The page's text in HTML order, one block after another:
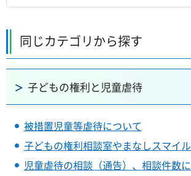
同じカテゴリから探す
子どもの権利と児童虐待
被措置児童等虐待について
子どもの権利相談室やまなしスマイ
児童虐待の相談（通告）、相談件数